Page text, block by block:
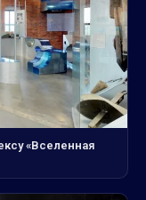
«Вселенная